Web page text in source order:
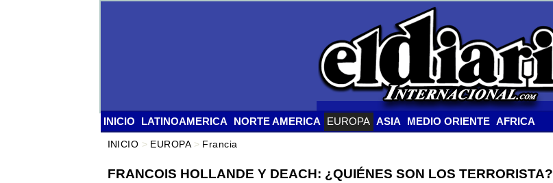
INICIO LATINOAMERICA NORTE AMERICA EUROPA ASIA MEDIO ORIENTE AFRICA
INICIO > EUROPA> Francia
FRANCOIS HOLLANDE Y DEACH: ¿QUIÉNES SON LOS TERRORISTA?